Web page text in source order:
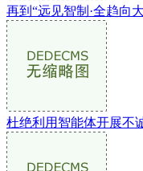
再到“远见智制·全趋向
杜绝利用智能体开展不